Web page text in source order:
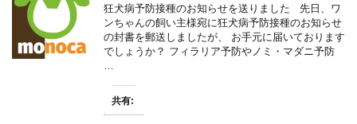
狂犬病予防接種のお知らせを送りました 先日、ワ
ンちゃんの飼い主様宛に狂犬病予防接種のお知らせ
の封書を郵送しましたが、 お手元に届いております
でしょうか？ フィラリア予防やノミ・マダニ予防
…
共有: